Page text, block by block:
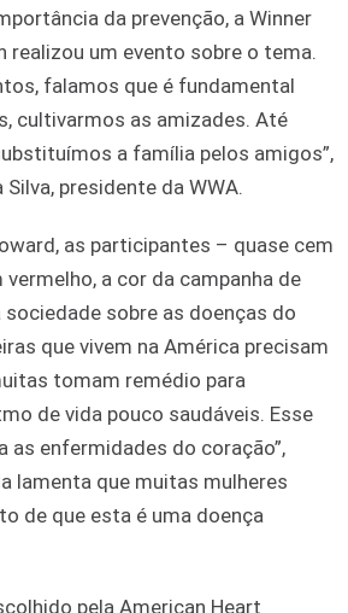
da prevenção, a Winner
realizou um evento sobre o tema.
falamos que é fundamental
cultivarmos as amizades. Até
a família pelos amigos”,
presidente da WWA.
as participantes – quase cem
a cor da campanha de
sobre as doenças do
que vivem na América precisam
tomam remédio para
de vida pouco saudáveis. Esse
as enfermidades do coração”,
lamenta que muitas mulheres
de que esta é uma doença
pela American Heart